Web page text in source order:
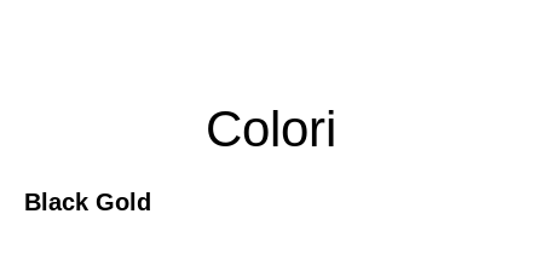
Colori
Black Gold